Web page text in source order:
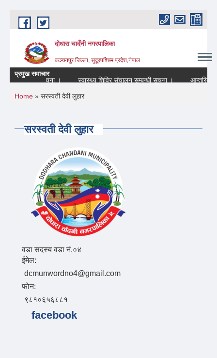
Skip to main content
दोधारा चादँनी नगरपालिका
कञ्चनपुर जिल्ला, सुदूरपश्चिम प्रदेश,नेपाल
प्रमुख समाचार
सम्बन्धि सूचना ।
स्वास्थ्य शिविर संचालन सम्बन्धी सूचना । आन्तरिक
You are here
Home » सरस्वती देवी लुहार
सरस्वती देवी लुहार
वडा सदस्य वडा नं.०४
ईमेल:
dcmunwordno4@gmail.com
फोन:
९८१०६५६८८१
facebook